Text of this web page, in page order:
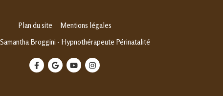
Plan du site
Mentions légales
Broggini - Hypnothérapeute Périnatalité